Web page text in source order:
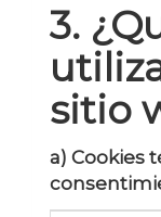
3.
sitio
a) Cookies